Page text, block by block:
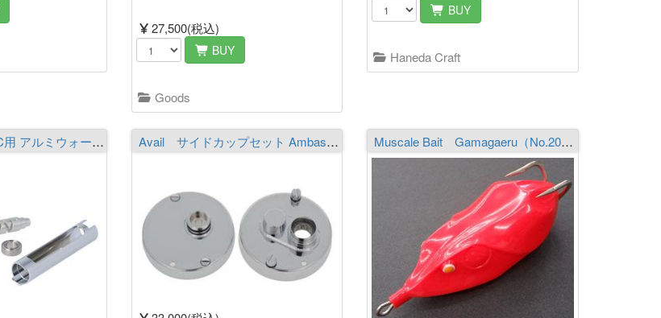
27,500(税込)
BUY
Goods
BUY
Haneda Craft
Avail ABU 2500C用 アルミウォームシャフト WS-25C-2BB-S Avail サイドカップセット Ambassadeur 2500C IAR⽤ 山リム Muscale Bait Gamagaeru（No.20）Sharpfangs-XL L-Weight 仕様 MC Red